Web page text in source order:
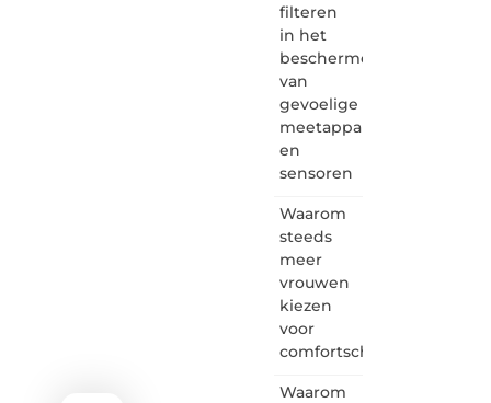
filteren
in het
beschermen
van
gevoelige
meetapparatuur
en
sensoren
Waarom
steeds
meer
vrouwen
kiezen
voor
comfortschoenen
Waarom